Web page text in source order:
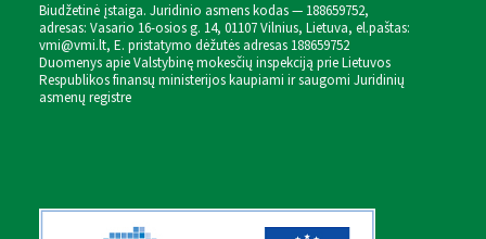
Biudžetinė įstaiga. Juridinio asmens kodas — 188659752,
adresas: Vasario 16-osios g. 14, 01107 Vilnius, Lietuva, el.paštas:
vmi@vmi.lt, E. pristatymo dėžutės adresas 188659752
Duomenys apie Valstybinę mokesčių inspekciją prie Lietuvos
Respublikos finansų ministerijos kaupiami ir saugomi Juridinių
asmenų registre